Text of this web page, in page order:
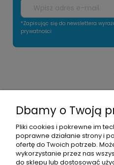
*Zapisując się do newslettera
prywatności
Dbamy o Twoją
Pliki cookies i pokrewne im
poprawne działanie strony i
ofertę do Twoich potrzeb.
wykorzystanie przez nas
do sklepu lub dostosować